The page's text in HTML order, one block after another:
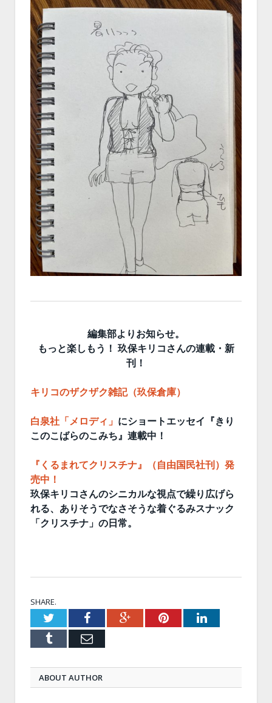
編集部よりお知らせ。
もっと楽しもう！ 玖保キリコさんの連載・新
刊！
キリコのザクザク雑記（玖保倉庫）
白泉社「メロディ」 にショートエッセイ『きり
このこばらのこみち』連載中！
『くるまれてクリスチナ』（自由国民社刊）発
売中！
玖保キリコさんのシニカルな視点で繰り広げら
れる、ありそうでなさそうな着ぐるみスナック
「クリスチナ」の日常。
SHARE.
TwitterFacebookGoogle+PinterestLinkedIn
Tumblr Email
ABOUT AUTHOR